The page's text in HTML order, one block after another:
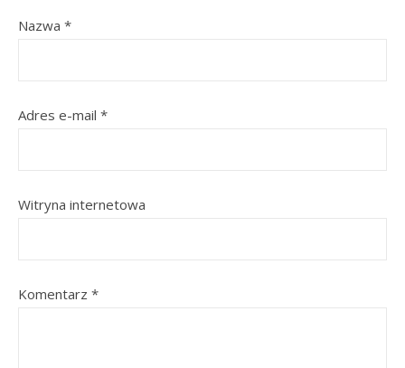
Nazwa *
Adres e-mail *
Witryna internetowa
Komentarz *